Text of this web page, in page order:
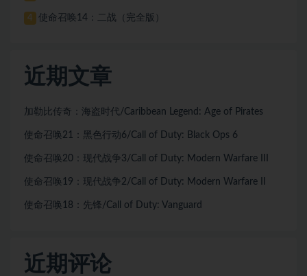
4 使命召唤14：二战（完全版）
近期文章
加勒比传奇：海盗时代/Caribbean Legend: Age of Pirates
使命召唤21：黑色行动6/Call of Duty: Black Ops 6
使命召唤20：现代战争3/Call of Duty: Modern Warfare III
使命召唤19：现代战争2/Call of Duty: Modern Warfare II
使命召唤18：先锋/Call of Duty: Vanguard
近期评论